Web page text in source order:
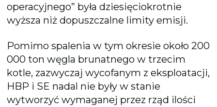
operacyjnego” była dziesięciokrotnie
wyższa niż dopuszczalne limity emisji.
Pomimo spalenia w tym okresie około 200
000 ton węgla brunatnego w trzecim
kotle, zazwyczaj wycofanym z eksploatacji,
HBP i SE nadal nie były w stanie
wytworzyć wymaganej przez rząd ilości